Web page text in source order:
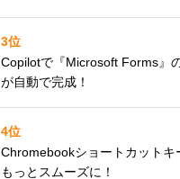
3位
Copilotで『Microsoft Forms』
が自動で完成！
4位
Chromebookショートカットキ
もっとスムーズに！